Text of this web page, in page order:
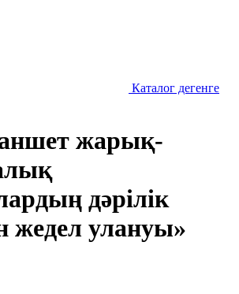
Каталог дегенге
жарық-
дәрілік
жедел улануы»